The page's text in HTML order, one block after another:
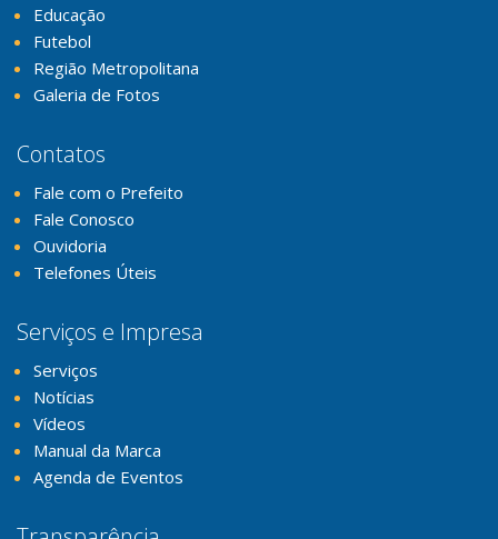
Educação
Futebol
Região Metropolitana
Galeria de Fotos
Contatos
Fale com o Prefeito
Fale Conosco
Ouvidoria
Telefones Úteis
Serviços e Impresa
Serviços
Notícias
Vídeos
Manual da Marca
Agenda de Eventos